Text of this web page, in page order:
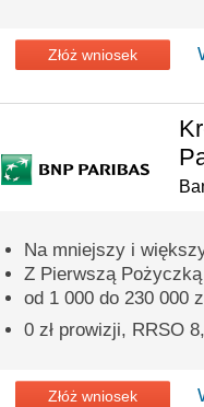
Złóż wniosek
Na mniejszy i
Z Pierwszą
od 1 000 do 230 000
0 zł prowizji, RRSO
Złóż wniosek